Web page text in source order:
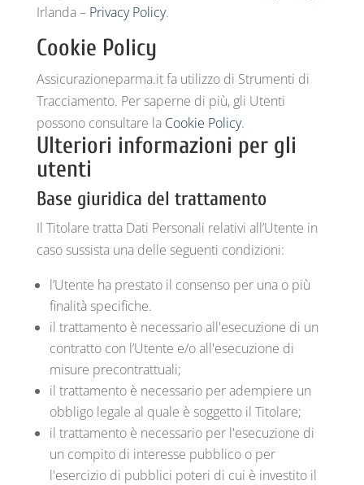
Irlanda – Privacy Policy.
Cookie Policy
Assicurazioneparma.it fa utilizzo di Strumenti di
Tracciamento. Per saperne di più, gli Utenti
possono consultare la Cookie Policy.
Ulteriori informazioni per gli
utenti
Base giuridica del trattamento
Il Titolare tratta Dati Personali relativi all’Utente in
caso sussista una delle seguenti condizioni:
l’Utente ha prestato il consenso per una o più
finalità specifiche.
il trattamento è necessario all'esecuzione di un
contratto con l’Utente e/o all'esecuzione di
misure precontrattuali;
il trattamento è necessario per adempiere un
obbligo legale al quale è soggetto il Titolare;
il trattamento è necessario per l'esecuzione di
un compito di interesse pubblico o per
l'esercizio di pubblici poteri di cui è investito il